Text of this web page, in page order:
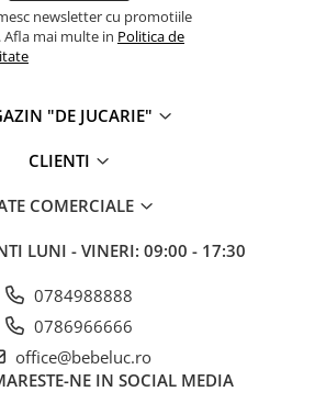
newsletter cu promotiile
Afla mai multe in Politica de
"DE JUCARIE"
CLIENTI
COMERCIALE
LUNI - VINERI: 09:00 - 17:30
0784988888
0786966666
office@bebeluc.ro
NE IN SOCIAL MEDIA